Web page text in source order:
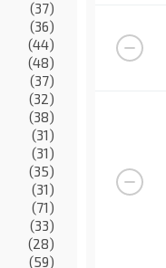
(37)
(36)
(44)
(48)
(37)
(32)
(38)
(31)
(31)
(35)
(31)
(71)
(33)
(28)
(59)